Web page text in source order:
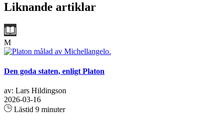
Liknande artiklar
M
Den goda staten, enligt Platon
av: Lars Hildingson
2026-03-16
Lästid 9 minuter